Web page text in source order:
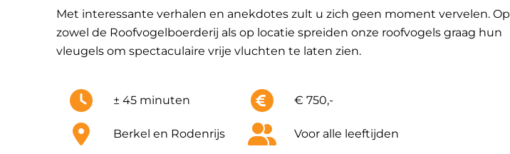
Met interessante verhalen en anekdotes zult u zich geen moment vervelen. Op
zowel de Roofvogelboerderij als op locatie spreiden onze roofvogels graag hun
vleugels om spectaculaire vrije vluchten te laten zien.
± 45 minuten € 750,-
Berkel en Rodenrijs Voor alle leeftijden